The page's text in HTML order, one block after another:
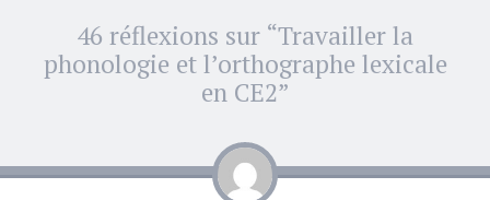
Navigation
des
articles
46 réflexions sur “Travailler la
phonologie et l’orthographe lexicale
en CE2”